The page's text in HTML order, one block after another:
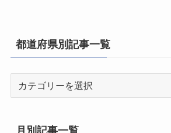
都道府県別記事一覧
県
月別記事一覧